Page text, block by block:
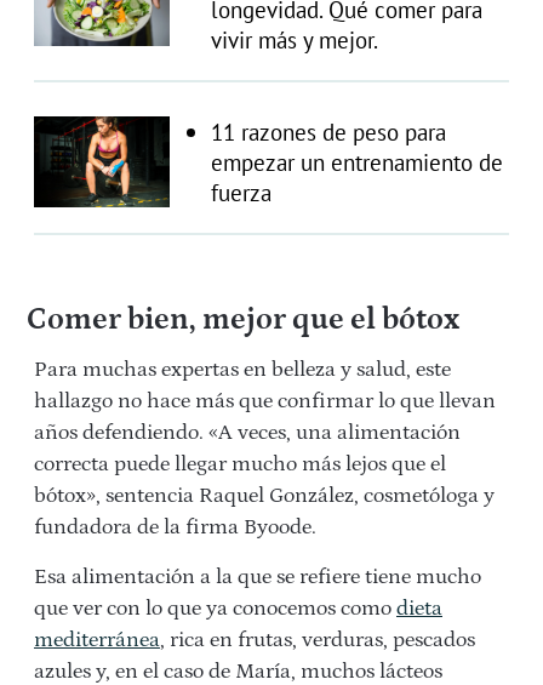
longevidad. Qué comer para
vivir más y mejor.
11 razones de peso para
empezar un entrenamiento de
fuerza
Comer bien, mejor que el bótox
Para muchas expertas en belleza y salud, este
hallazgo no hace más que confirmar lo que llevan
años defendiendo. «A veces, una alimentación
correcta puede llegar mucho más lejos que el
bótox», sentencia Raquel González, cosmetóloga y
fundadora de la firma Byoode.
Esa alimentación a la que se refiere tiene mucho
que ver con lo que ya conocemos como dieta
mediterránea, rica en frutas, verduras, pescados
azules y, en el caso de María, muchos lácteos